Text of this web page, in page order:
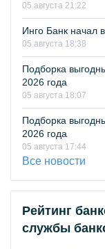
05 августа 21:22
Инго Банк начал
05 августа 18:38
Подборка
2026 года
05 августа 18:07
Подборка
2026 года
05 августа 17:44
Все новости
Рейтинг
службы